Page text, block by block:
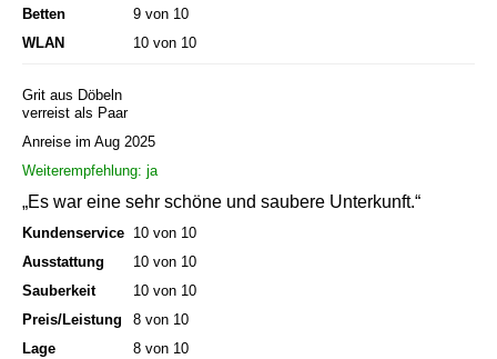
Betten
9 von 10
WLAN
10 von 10
Grit aus Döbeln
verreist als Paar
Anreise im Aug 2025
Weiterempfehlung: ja
„Es war eine sehr schöne und saubere Unterkunft.“
Kundenservice 10 von 10
Ausstattung
10 von 10
Sauberkeit
10 von 10
Preis/Leistung
8 von 10
Lage
8 von 10